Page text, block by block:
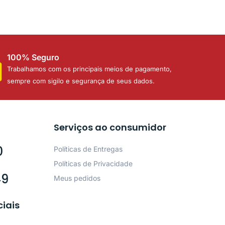
100% Seguro
Trabalhamos com os principais meios de pagamento,
sempre com sigilo e segurança de seus dados.
Serviços ao consumidor
Políticas de Entregas
Políticas de Privacidade
Meus pedidos